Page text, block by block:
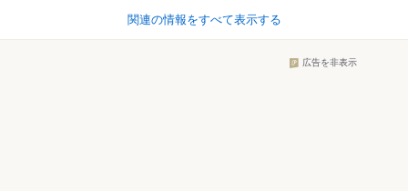
関連の情報をすべて表示する
広告を非表示